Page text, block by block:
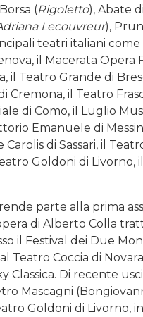
(Rigoletto), Abate di
Lecouvreur),
teatri italiani
il Macerata Opera
il Teatro Grande di
Cremona, il Teatro
di Como, il Luglio
Emanuele di
Carolis di Sassari, il
Goldoni di Livorno,
parte alla prima
di Alberto Colla
il Festival dei Due
Teatro Coccia di
Classica. Di recente
Mascagni
Goldoni di Livorno,